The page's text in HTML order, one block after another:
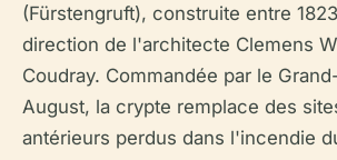
(Fürstengruft), construite entre
direction de l'architecte Clemens
Coudray. Commandée par le
August, la crypte remplace des
antérieurs perdus dans l'incendie